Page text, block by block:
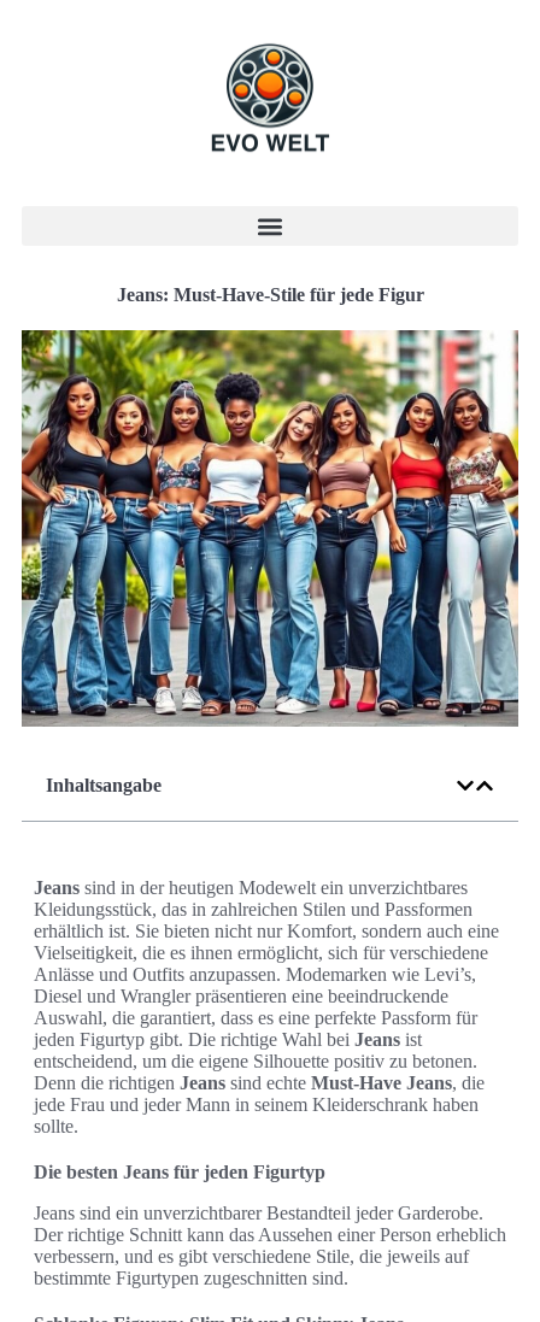
Jeans: Must-Have-Stile für jede Figur
Inhaltsangabe
Jeans sind in der heutigen Modewelt ein unverzichtbares
Kleidungsstück, das in zahlreichen Stilen und Passformen
erhältlich ist. Sie bieten nicht nur Komfort, sondern auch eine
Vielseitigkeit, die es ihnen ermöglicht, sich für verschiedene
Anlässe und Outfits anzupassen. Modemarken wie Levi’s,
Diesel und Wrangler präsentieren eine beeindruckende
Auswahl, die garantiert, dass es eine perfekte Passform für
jeden Figurtyp gibt. Die richtige Wahl bei Jeans ist
entscheidend, um die eigene Silhouette positiv zu betonen.
Denn die richtigen Jeans sind echte Must-Have Jeans, die
jede Frau und jeder Mann in seinem Kleiderschrank haben
sollte.
Die besten Jeans für jeden Figurtyp
Jeans sind ein unverzichtbarer Bestandteil jeder Garderobe.
Der richtige Schnitt kann das Aussehen einer Person erheblich
verbessern, und es gibt verschiedene Stile, die jeweils auf
bestimmte Figurtypen zugeschnitten sind.